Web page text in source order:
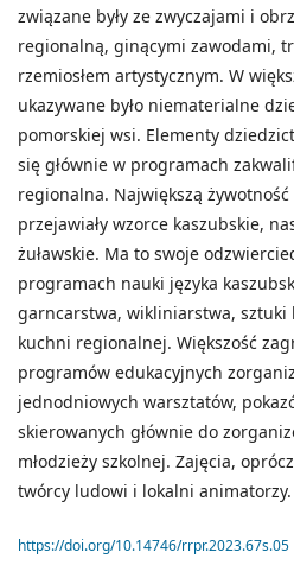
związane były ze zwyczajami i
regionalną, ginącymi zawodami,
rzemiosłem artystycznym. W
ukazywane było niematerialne
pomorskiej wsi. Elementy
się głównie w programach
regionalna. Największą
przejawiały wzorce kaszubskie,
żuławskie. Ma to swoje
programach nauki języka
garncarstwa, wikliniarstwa, sztuki
kuchni regionalnej. Większość
programów edukacyjnych
jednodniowych warsztatów,
skierowanych głównie do
młodzieży szkolnej. Zajęcia,
twórcy ludowi i lokalni animatorzy.
https://doi.org/10.14746/rrpr.2023.67s.05